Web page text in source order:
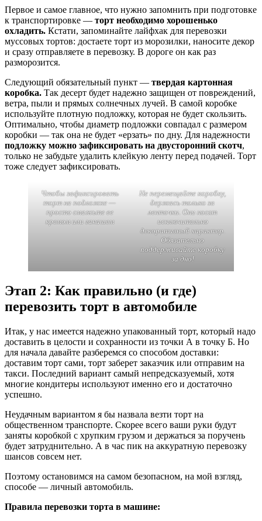
Первое и самое главное, что нужно запомнить при подготовке
к транспортировке — торт необходимо хорошенько
охладить. Кстати, запоминайте лайфхак для перевозки
муссовых тортов: достаете торт из морозилки, наносите декор
и сразу отправляете в перевозку. В дороге он как раз
разморозится.
Следующий обязательный пункт — твердая картонная
коробка. Так десерт будет надежно защищен от повреждений,
ветра, пыли и прямых солнечных лучей. В самой коробке
используйте плотную подложку, которая не будет скользить.
Оптимально, чтобы диаметр подложки совпадал с размером
коробки — так она не будет «ерзать» по дну. Для надежности
подложку можно зафиксировать на двусторонний скотч,
только не забудьте удалить клейкую ленту перед подачей. Торт
тоже следует зафиксировать.
Чтобы зафиксировать
торт на подложке —
просто смажьте ее
кремом или ганашем
Не перемещайте коробку,
держась только за
ленточки. Они носят
исключительно
декоративный характер.
Обязательно
поддерживайте коробку
за дно!
Этап 2: Как правильно (и где)
перевозить торт в автомобиле
Итак, у нас имеется надежно упакованный торт, который надо
доставить в целости и сохранности из точки А в точку Б. Но
для начала давайте разберемся со способом доставки:
доставим торт сами, торт заберет заказчик или отправим на
такси. Последний вариант самый непредсказуемый, хотя
многие кондитеры используют именно его и достаточно
успешно.
Неудачным вариантом я бы назвала везти торт на
общественном транспорте. Скорее всего ваши руки будут
заняты коробкой с хрупким грузом и держаться за поручень
будет затруднительно. А в час пик на аккуратную перевозку
шансов совсем нет.
Поэтому остановимся на самом безопасном, на мой взгляд,
способе — личный автомобиль.
Правила перевозки торта в машине: